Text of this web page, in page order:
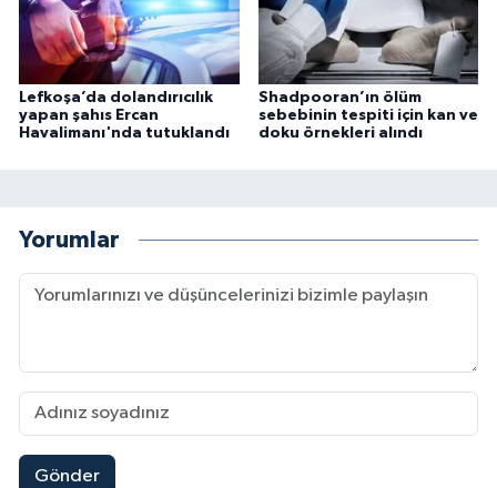
Lefkoşa’da dolandırıcılık
yapan şahıs Ercan
Havalimanı'nda tutuklandı
Shadpooran’ın ölüm
sebebinin tespiti için kan ve
doku örnekleri alındı
Yorumlar
Gönder